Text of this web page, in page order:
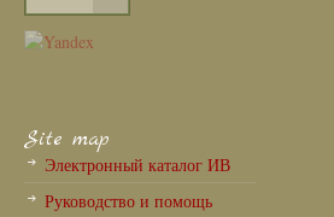
Site map
Электронный каталог ИВ
Руководство и помощь